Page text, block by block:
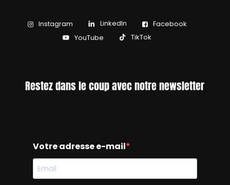
Instagram LinkedIn
Facebook
YouTube
TikTok
Restez dans le coup avec notre newsletter
Votre adresse e-mail